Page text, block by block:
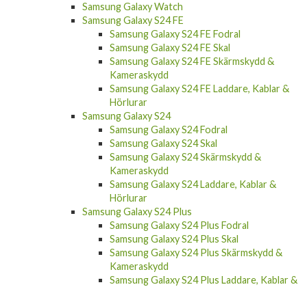
Samsung Galaxy Watch
Samsung Galaxy S24 FE
Samsung Galaxy S24 FE Fodral
Samsung Galaxy S24 FE Skal
Samsung Galaxy S24 FE Skärmskydd &
Kameraskydd
Samsung Galaxy S24 FE Laddare, Kablar &
Hörlurar
Samsung Galaxy S24
Samsung Galaxy S24 Fodral
Samsung Galaxy S24 Skal
Samsung Galaxy S24 Skärmskydd &
Kameraskydd
Samsung Galaxy S24 Laddare, Kablar &
Hörlurar
Samsung Galaxy S24 Plus
Samsung Galaxy S24 Plus Fodral
Samsung Galaxy S24 Plus Skal
Samsung Galaxy S24 Plus Skärmskydd &
Kameraskydd
Samsung Galaxy S24 Plus Laddare, Kablar &